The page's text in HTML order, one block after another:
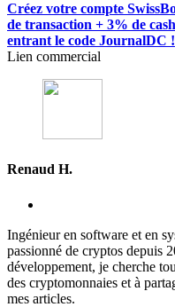
Créez votre compte
de transaction + 3% de
entrant le code JournalDC !
Lien commercial
Renaud H.
Ingénieur en software et en
passionné de cryptos depuis
développement, je cherche
des cryptomonnaies et à
mes articles.